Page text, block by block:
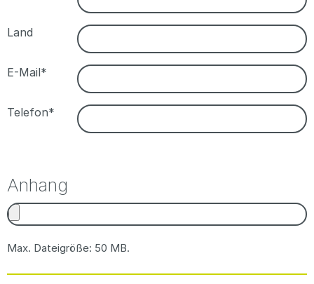
Land
E-Mail*
Telefon*
Anhang
Max. Dateigröße: 50 MB.